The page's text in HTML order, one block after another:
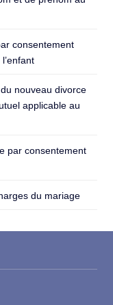
consentement
nouveau divorce
applicable au
par consentement
du mariage